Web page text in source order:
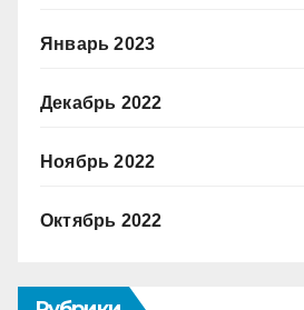
Январь 2023
Декабрь 2022
Ноябрь 2022
Октябрь 2022